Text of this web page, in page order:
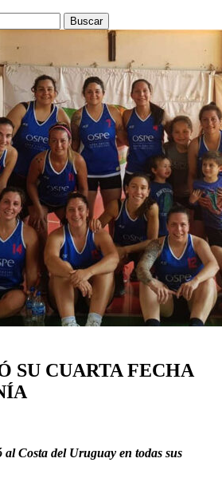
SU CUARTA FECHA
Costa del Uruguay en todas sus